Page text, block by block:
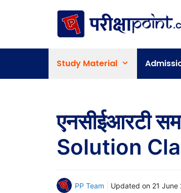
Study Material
एनसीईआरटी
Solution
PP Team Updated on 21 June